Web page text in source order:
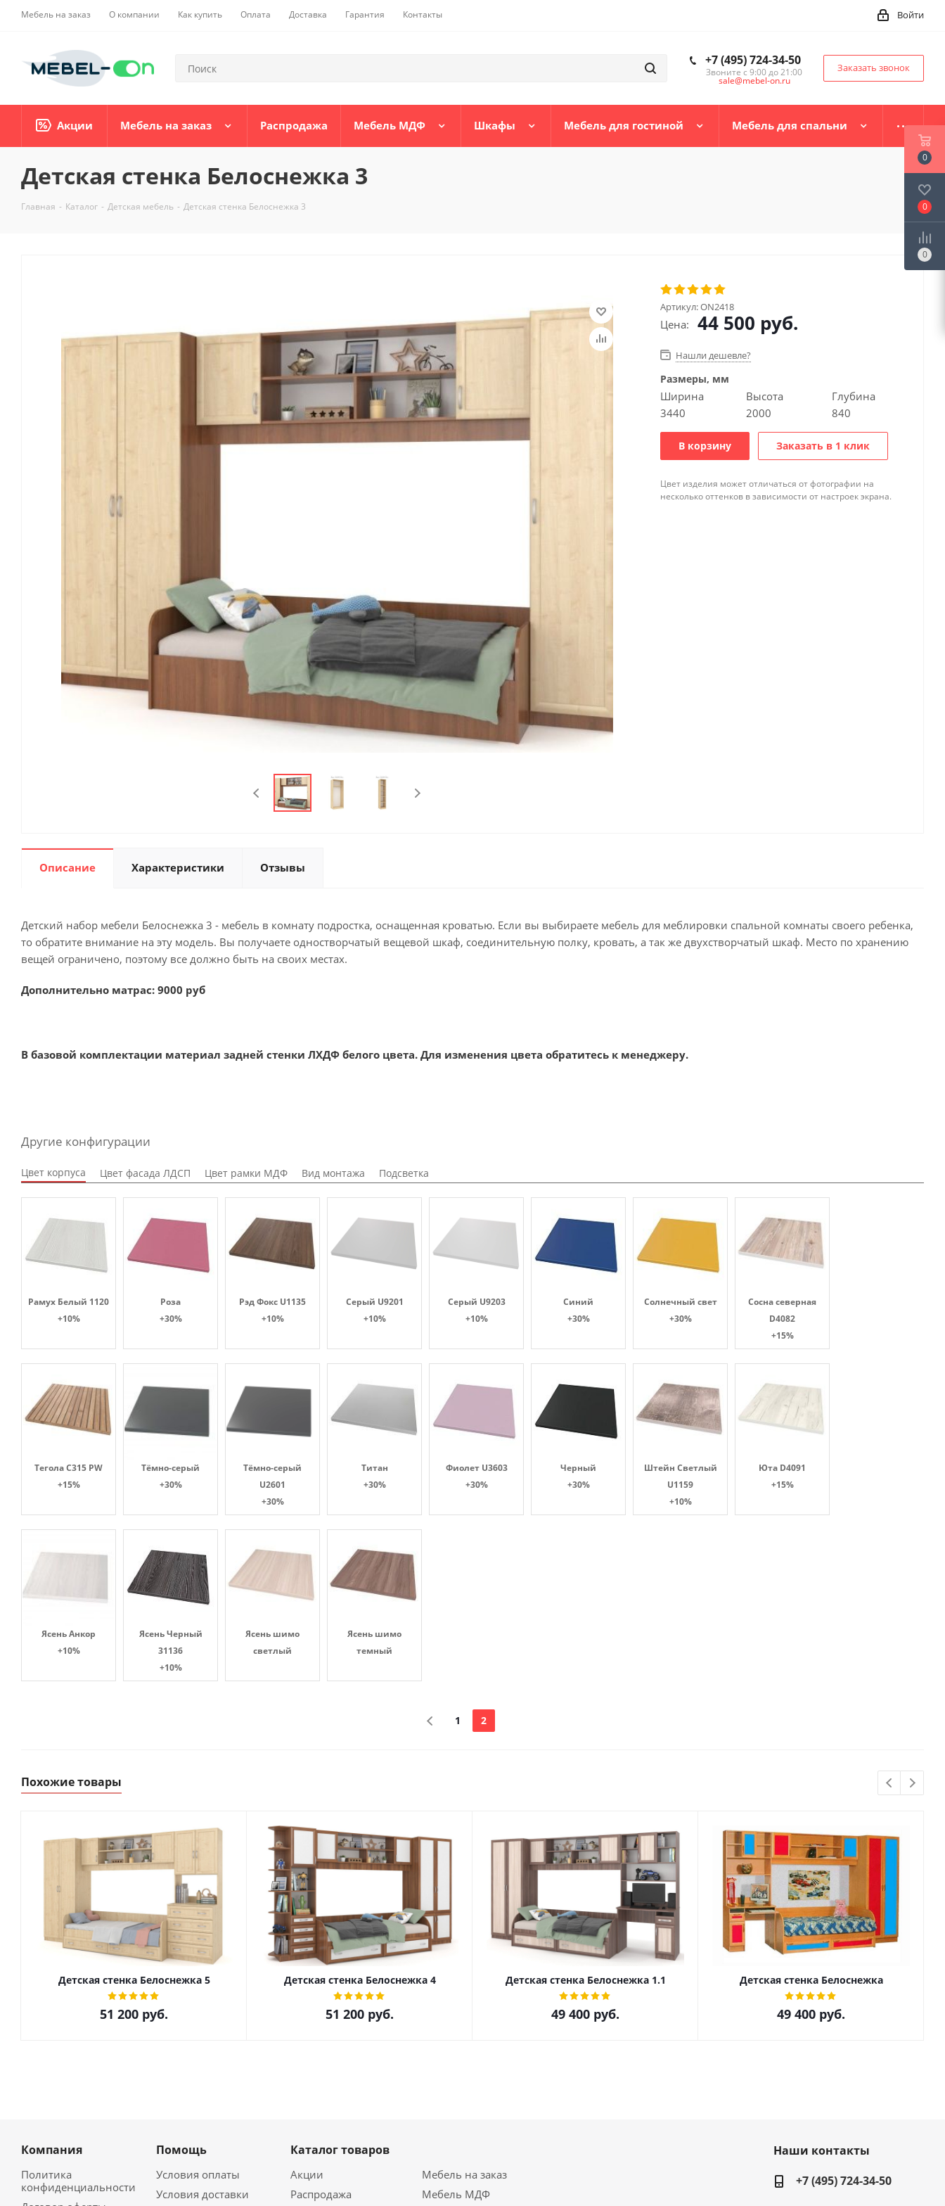
Мебель на заказ О компании Как купить Оплата Доставка Гарантия Контакты Войти
+7 (495) 724-34-50
Звоните с 9:00 до 21:00
sale@mebel-on.ru
Заказать звонок
Акции Мебель на заказ Распродажа Мебель МДФ Шкафы Мебель для гостиной Мебель для спальни
Детская стенка Белоснежка 3
Главная - Каталог - Детская мебель - Детская стенка Белоснежка 3
Артикул:ON2418
Цена: 44 500 руб.
Нашли дешевле?
Размеры, мм
Ширина
3440
Высота
2000
Глубина
840
В корзину Заказать в 1 клик
Цвет изделия может отличаться от фотографии на
несколько оттенков в зависимости от настроек экрана.
Описание Характеристики Отзывы
Детский набор мебели Белоснежка 3 - мебель в комнату подростка, оснащенная кроватью. Если вы выбираете мебель для меблировки спальной комнаты своего ребенка,
то обратите внимание на эту модель. Вы получаете одностворчатый вещевой шкаф, соединительную полку, кровать, а так же двухстворчатый шкаф. Место по хранению
вещей ограничено, поэтому все должно быть на своих местах.
Дополнительно матрас: 9000 руб
В базовой комплектации материал задней стенки ЛХДФ белого цвета. Для изменения цвета обратитесь к менеджеру.
Другие конфигурации
Цвет корпуса Цвет фасада ЛДСП Цвет рамки МДФ Вид монтажа Подсветка
Рамух Белый 1120
+10%
Роза
+30%
Рэд Фокс U1135
+10%
Серый U9201
+10%
Серый U9203
+10%
Синий
+30%
Солнечный свет
+30%
Сосна северная
D4082
+15%
Тегола С315 PW
+15%
Тёмно-серый
+30%
Тёмно-серый
U2601
+30%
Титан
+30%
Фиолет U3603
+30%
Черный
+30%
Штейн Светлый
U1159
+10%
Юта D4091
+15%
Ясень Анкор
+10%
Ясень Черный
31136
+10%
Ясень шимо
светлый
Ясень шимо
темный
1 2
Похожие товары
Детская стенка Белоснежка 5
51 200 руб.
Детская стенка Белоснежка 4
51 200 руб.
Детская стенка Белоснежка 1.1
49 400 руб.
Детская стенка Белоснежка
49 400 руб.
Компания
Политика
конфиденциальности
Помощь
Условия оплаты
Условия доставки
Каталог товаров
Акции
Мебель на заказ
Распродажа
Мебель МДФ
Наши контакты
+7 (495) 724-34-50
0
0
0